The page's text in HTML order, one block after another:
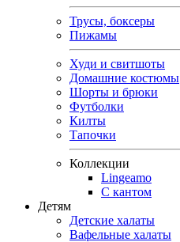
Трусы, боксеры
Пижамы
Худи и свитшоты
Домашние костюмы
Шорты и брюки
Футболки
Килты
Тапочки
Коллекции
Lingeamo
С кантом
Детям
Детские халаты
Вафельные халаты